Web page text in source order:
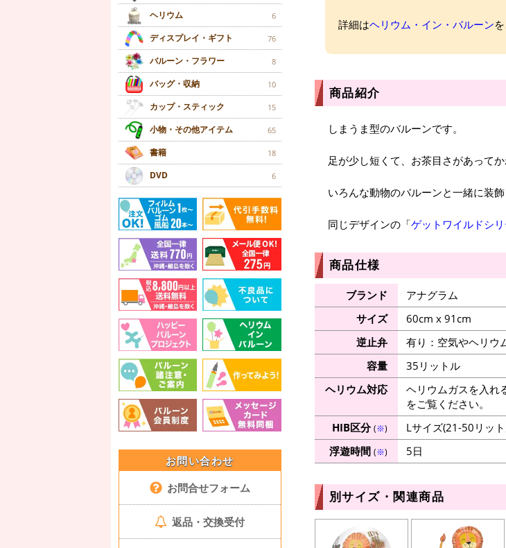
ヘリウム 6
ディスプレイ・ギフト 76
バルーン・フラワー 8
バッグ・収納 10
カップ・スティック 15
小物・その他アイテム 65
書籍 18
DVD 6
お問い合わせ
お問合せフォーム
返品・交換受付
詳細はヘリウム・イン・バルーン
商品紹介
しまうま型のバルーンです。
足が少し短くて、お茶目さがあってか
いろんな動物のバルーンと一緒に装飾
同じデザインの「ゲットワイルドシ
商品仕様
ブランド
アナグラム
サイズ
60cm x 91cm
逆止弁
有り：空気やヘリウ
容量
35リットル
ヘリウム対応
ヘリウムガスを入れ
をご覧ください。
HIB区分(※)
Lサイズ(21-50リッ
浮遊時間 (※) 5日
別サイズ・関連商品